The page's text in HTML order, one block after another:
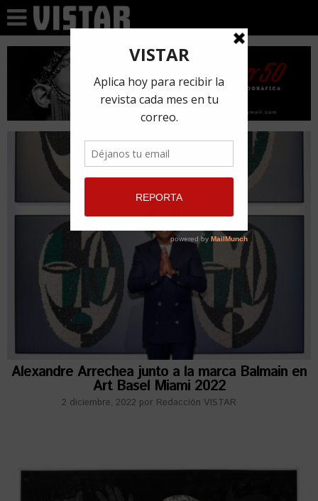
Alexandre Arrechea junto a la marca Balmain en
Art Basel Miami 2022
2 diciembre, 2022 por Redacción VISTAR